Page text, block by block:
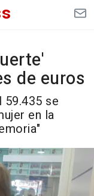
de euros
59.435 se
en la